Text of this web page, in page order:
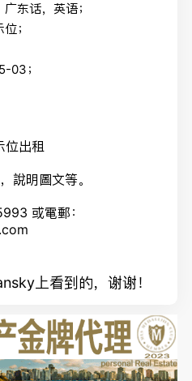
东话，英语；
；
03；
位出租
說明圖文等。
或電郵：
上看到的，谢谢！